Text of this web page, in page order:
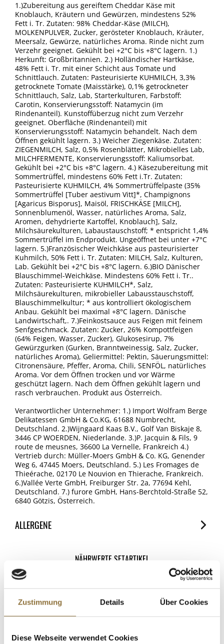
Zustimmung Details Über Cookies
Diese Webseite verwendet Cookies
1.)Zubereitung aus gereiftem Cheddar Käse mit
Knoblauch, Kräutern und Gewürzen, mindestens 52%
Fett i. Tr. Zutaten: 98% Cheddar-Käse (MILCH),
MOLKENPULVER, Zucker, gerösteter Knoblauch, Kräuter,
Meersalz, Gewürze, natürliches Aroma. Rinde nicht zum
Verzehr geeignet. Gekühlt bei +2°C bis +8°C lagern. 1.)
Herkunft: Großbritannien. 2.) Holländischer Hartkäse,
48% Fett i. Tr. mit einer Schicht aus Tomate und
Schnittlauch. Zutaten: Pasteurisierte KUHMILCH, 3,3%
getrocknete Tomate (Maisstärke), 0,1% getrockneter
Schnittlauch, Salz, Lab, Starterkulturen, Farbstoff:
Carotin, Konservierungsstoff: Natamycin (im
Rindenanteil). Kunstoffüberzug nicht zum Verzehr
geeignet. Oberfläche (Rindenanteil) mit
Konservierungsstoff: Natamycin behandelt. Nach dem
Öffnen gekühlt lagern. 3.) Weicher Ziegenkäse. Zutaten:
ZIEGENMILCH, Salz, 0,5% Rosenblätter, Mikrobielles Lab,
MILCHFERMENTE, Konservierungsstoff: Kaliumsorbat.
Gekühlt bei +2°C bis +8°C lagern. 4.) Käsezubereitung mit
Sommertrüffel, mindestens 60% Fett i.Tr. Zutaten:
Pasteurisierte KUHMILCH, 4% Sommertrüffelpaste (35%
Sommertrüffel [Tuber aestivum Vitt]*, Champignons
[Agaricus Bisporus], Maisöl, FRISCHKÄSE [MILCH],
Sonnenblumenöl, Wasser, natürliches Aroma, Salz,
Aromen, dehydrierte Kartoffel, Knoblauch], Salz,
Milchsäurekulturen, Labaustauschstoff; * entspricht 1,4%
Sommertrüffel im Endprodukt. Ungeöffnet bei unter +7°C
lagern. 5.)Französischer Weichkäse aus pasteurisierter
Kuhmilch, 50% Fett i. Tr. Zutaten: MILCH, Salz, Kulturen,
Lab. Gekühlt bei +2°C bis +8°C lagern. 6.)BIO Dänischer
Blauschimmel-Weichkäse. Mindestens 60% Fett i. Tr..
Zutaten: Pasteurisierte KUHMILCH*, Salz,
Milchsäurekulturen, mikrobieller Labausstauschstoff,
Blauschimmelkultur; * aus kontrolliert ökologischem
Anbau. Gekühlt bei maximal +8°C lagern. Dänische
Landwirtschaft,. 7.)Feinkostsauce aus Feigen mit feinem
Senfgeschmack. Zutaten: Zucker, 26% Kompottfeigen
(64% Feigen, Wasser, Zucker), Glukosesirup, 7%
Gewürzgurken (Gurken, Branntweinessig, Salz, Zucker,
natürliches Aroma), Geliermittel: Pektin, Säuerungsmittel:
Citronensäure, Pfeffer, Aroma, Chili, SENFÖL, natürliches
Aroma. Vor dem Öffnen trocken und vor Wärme
geschützt lagern. Nach dem Öffnen gekühlt lagern und
rasch verbrauchen. Produkt aus Österreich.
Verantwortlicher Unternehmer: 1.) Import Wolfram Berge
Delikatessen GmbH & Co.KG, 61688 Numbrecht,
Deutschland. 2.)Wijngaard Kaas B.V., Golf Van Biskaje 8,
3446 CP WOERDEN, Niederlande. 3.)P. Jacquin & Fils, 9
route de meusnes, 36600 La Vernelle, Frankreich 4.)
Vertrieb durch: Müller-Moers GmbH & Co. KG, Genender
Weg 6, 47445 Moers, Deutschland. 5.) Les Fromages de
Thieérache, 02170 Le Nouvion en Thierache, Frankreich.
6.)Vallée Verte GmbH, Freiburger Str. 2a, 77694 Kehl,
Deutschland. 7.) furore GmbH, Hans-Berchtold-Straße 52,
6840 Götzis, Österreich.
ALLERGENE
Spuren / Enthalten
Milch
Senf
NÄHRWERTE SETARTIKEL
Snowdonia-Green Thunder
2.) Wijngaard Affome Kuhmilchkäse mit Sonnentomate-
Schnittlauch